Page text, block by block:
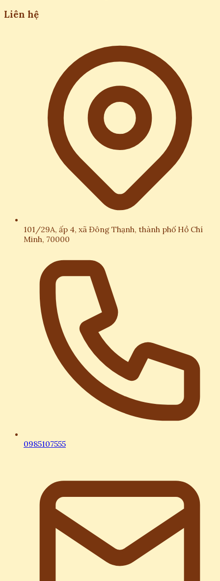
Liên hệ
101/29A, ấp 4, xã Đông Thạnh, thành phố Hồ Chí
Minh, 70000
0985107555